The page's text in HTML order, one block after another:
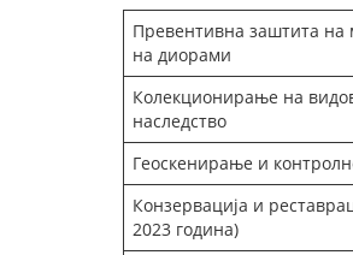
Превентивна заштита на
на диорами
Колекционирање на
наследство
Геоскенирање и
Конзервација и
2023 година)